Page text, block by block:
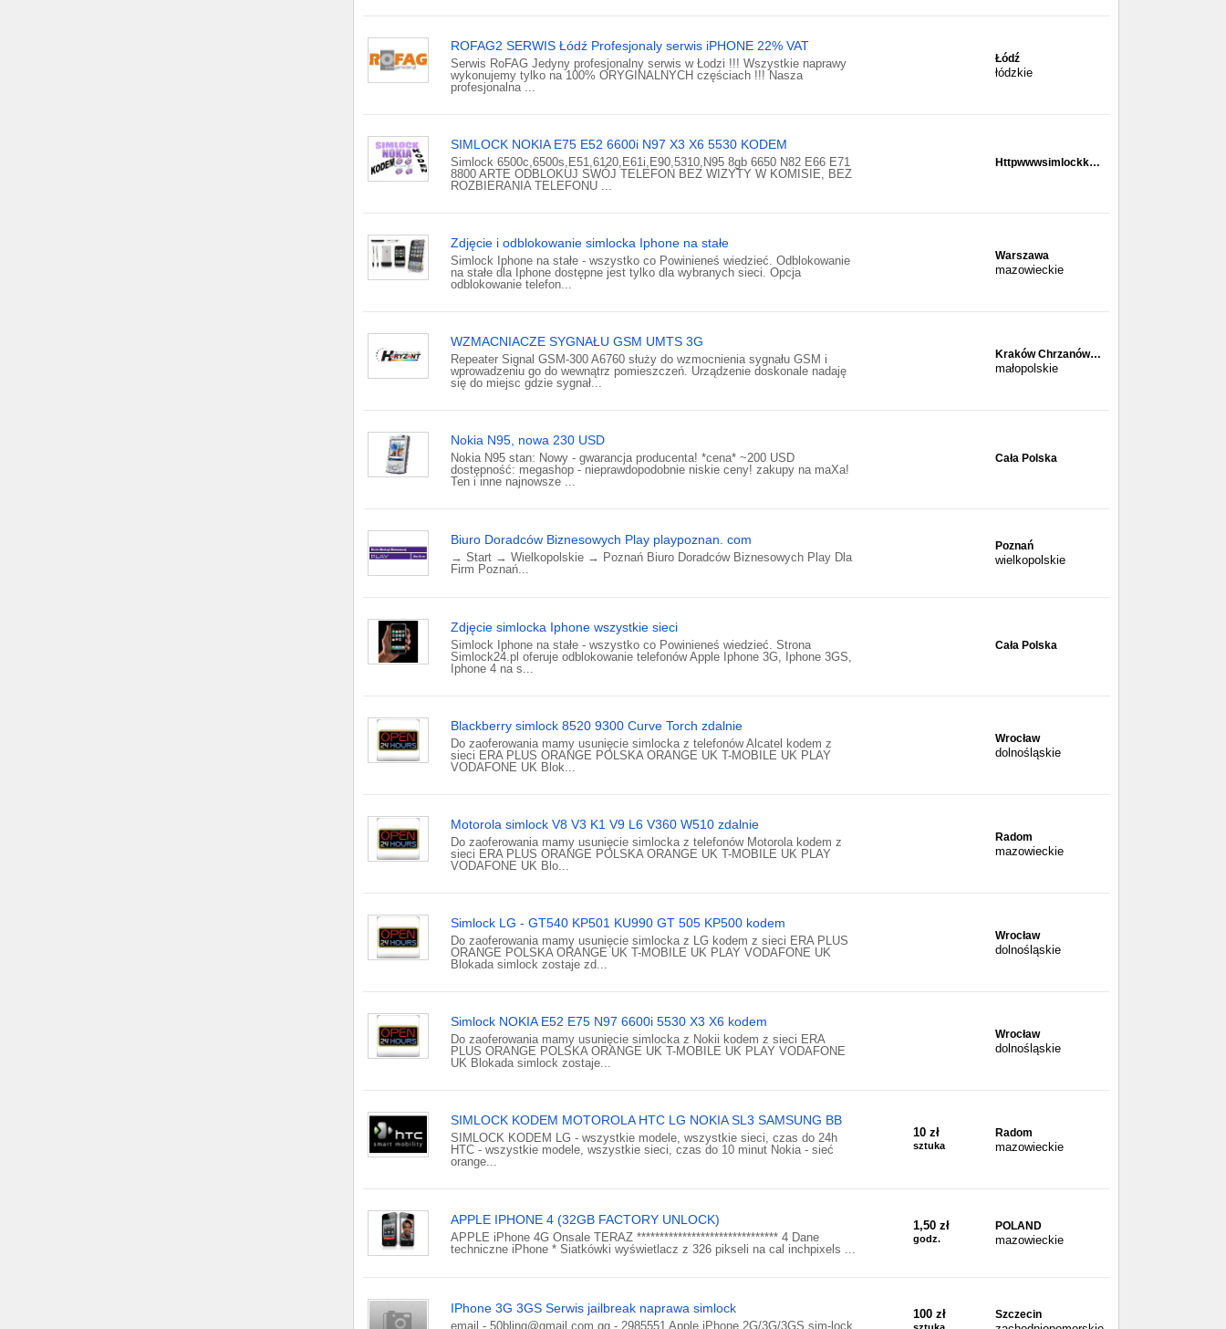
ROFAG2 SERWIS Łódź Profesjonaly serwis iPHONE 22% VAT
Serwis RoFAG Jedyny profesjonalny serwis w Łodzi !!! Wszystkie naprawy
wykonujemy tylko na 100% ORYGINALNYCH częściach !!! Nasza
profesjonalna ...
Łódź
łódzkie
SIMLOCK NOKIA E75 E52 6600i N97 X3 X6 5530 KODEM
Simlock 6500c,6500s,E51,6120,E61i,E90,5310,N95 8gb 6650 N82 E66 E71
8800 ARTE ODBLOKUJ SWÓJ TELEFON BEZ WIZYTY W KOMISIE, BEZ
ROZBIERANIA TELEFONU ...
Httpwwwsimlockk…
Zdjęcie i odblokowanie simlocka Iphone na stałe
Simlock Iphone na stałe - wszystko co Powinieneś wiedzieć. Odblokowanie
na stałe dla Iphone dostępne jest tylko dla wybranych sieci. Opcja
odblokowanie telefon...
Warszawa
mazowieckie
WZMACNIACZE SYGNAŁU GSM UMTS 3G
Repeater Signal GSM-300 A6760 służy do wzmocnienia sygnału GSM i
wprowadzeniu go do wewnątrz pomieszczeń. Urządzenie doskonale nadaję
się do miejsc gdzie sygnał...
Kraków Chrzanów…
małopolskie
Nokia N95, nowa 230 USD
Nokia N95 stan: Nowy - gwarancja producenta! *cena* ~200 USD
dostępność: megashop - nieprawdopodobnie niskie ceny! zakupy na maXa!
Ten i inne najnowsze ...
Cała Polska
Biuro Doradców Biznesowych Play playpoznan. com
→ Start → Wielkopolskie → Poznań Biuro Doradców Biznesowych Play Dla
Firm Poznań...
Poznań
wielkopolskie
Zdjęcie simlocka Iphone wszystkie sieci
Simlock Iphone na stałe - wszystko co Powinieneś wiedzieć. Strona
Simlock24.pl oferuje odblokowanie telefonów Apple Iphone 3G, Iphone 3GS,
Iphone 4 na s...
Cała Polska
Blackberry simlock 8520 9300 Curve Torch zdalnie
Do zaoferowania mamy usunięcie simlocka z telefonów Alcatel kodem z
sieci ERA PLUS ORANGE POLSKA ORANGE UK T-MOBILE UK PLAY
VODAFONE UK Blok...
Wrocław
dolnośląskie
Motorola simlock V8 V3 K1 V9 L6 V360 W510 zdalnie
Do zaoferowania mamy usunięcie simlocka z telefonów Motorola kodem z
sieci ERA PLUS ORANGE POLSKA ORANGE UK T-MOBILE UK PLAY
VODAFONE UK Blo...
Radom
mazowieckie
Simlock LG - GT540 KP501 KU990 GT 505 KP500 kodem
Do zaoferowania mamy usunięcie simlocka z LG kodem z sieci ERA PLUS
ORANGE POLSKA ORANGE UK T-MOBILE UK PLAY VODAFONE UK
Blokada simlock zostaje zd...
Wrocław
dolnośląskie
Simlock NOKIA E52 E75 N97 6600i 5530 X3 X6 kodem
Do zaoferowania mamy usunięcie simlocka z Nokii kodem z sieci ERA
PLUS ORANGE POLSKA ORANGE UK T-MOBILE UK PLAY VODAFONE
UK Blokada simlock zostaje...
Wrocław
dolnośląskie
SIMLOCK KODEM MOTOROLA HTC LG NOKIA SL3 SAMSUNG BB
SIMLOCK KODEM LG - wszystkie modele, wszystkie sieci, czas do 24h
HTC - wszystkie modele, wszystkie sieci, czas do 10 minut Nokia - sieć
orange...
10 zł
sztuka
Radom
mazowieckie
APPLE IPHONE 4 (32GB FACTORY UNLOCK)
APPLE iPhone 4G Onsale TERAZ ******************************* 4 Dane
techniczne iPhone * Siatkówki wyświetlacz z 326 pikseli na cal inchpixels ...
1,50 zł
godz.
POLAND
mazowieckie
IPhone 3G 3GS Serwis jailbreak naprawa simlock
email - 50bling@gmail.com gg - 2985551 Apple iPhone 2G/3G/3GS sim-lock
100 zł Szczecin